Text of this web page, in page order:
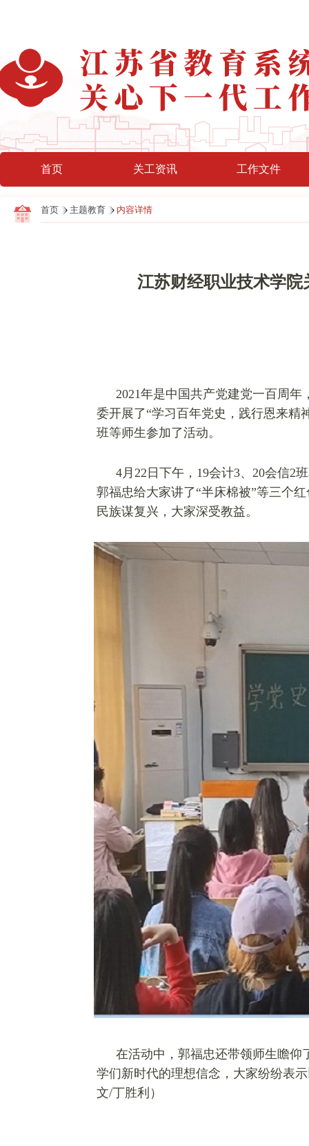
首页 关工资讯 工作文件
首页 主题教育 内容详情
江苏财经职业技术学
2021年是中国共产党建党一百周
委开展了“学习百年党史，践行恩来精
班等师生参加了活动。
4月22日下午，19会计3、20会信2
郭福忠给大家讲了“半床棉被”等三个
民族谋复兴，大家深受教益。
在活动中，郭福忠还带领师生瞻仰
学们新时代的理想信念，大家纷纷表
文/丁胜利）